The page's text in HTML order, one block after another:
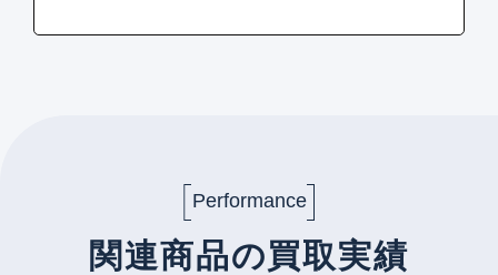
Performance
関連商品の買取実績